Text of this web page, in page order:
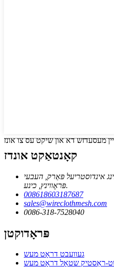
מעסעדזש דא און שיקט עס צו אונז
קאָנטאַקט אונדז
אַנפּינג אינדוסטריעל פּאַרק, העבעי
פּראָווינץ, כינע.
008618603187687
sales@wireclothmesh.com
0086-318-7528040
פּראָדוקטן
געוועבט דראָט מעש
ראַסטיק שטאָל דראָט מעש